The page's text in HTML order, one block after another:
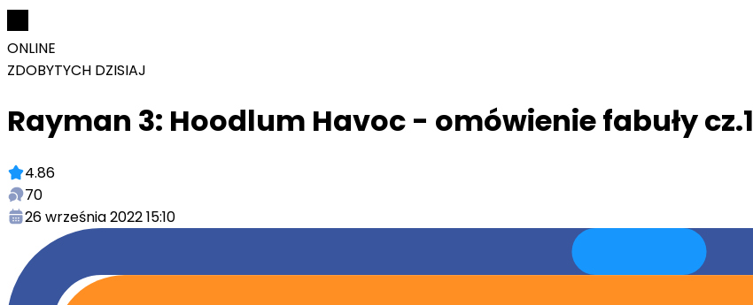
ONLINE
ZDOBYTYCH DZISIAJ
Rayman 3: Hoodlum Havoc - omówienie fabuły cz.1
4.86
70
26 września 2022 15:10